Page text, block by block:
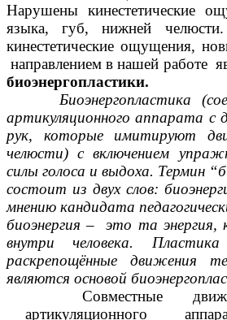
Нарушены кинестетические
языка, губ, нижней
кинестетические ощущения,
направлением в нашей работе
биоэнергопластики.
Биоэнергопластика
артикуляционного аппарата с
рук, которые имитируют
челюсти) с включением
силы голоса и выдоха. Термин
состоит из двух слов:
мнению кандидата
биоэнергия – это та энергия,
внутри человека.
раскрепощённые движения
являются основой
Совместные
артикуляционного